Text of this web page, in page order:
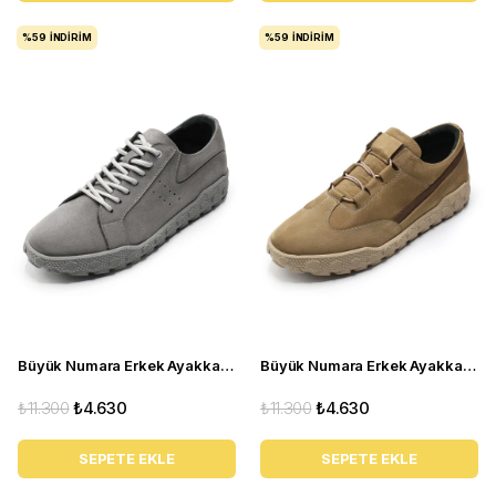
Büyük Numara Erkek Ayakkabı GOM8013 GRİ
₺4.630
₺11.300
SEPETE EKLE
%59 İNDIRIM
Büyük Numara Erkek Ayakkabı GOM2073 Kum
₺4.630
₺11.300
SEPETE EKLE
%59 İNDIRIM